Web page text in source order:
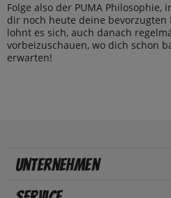
Folge also der PUMA
dir noch heute deine bevorzugten
lohnt es sich, auch danach
vorbeizuschauen, wo dich schon
erwarten!
Unternehmen